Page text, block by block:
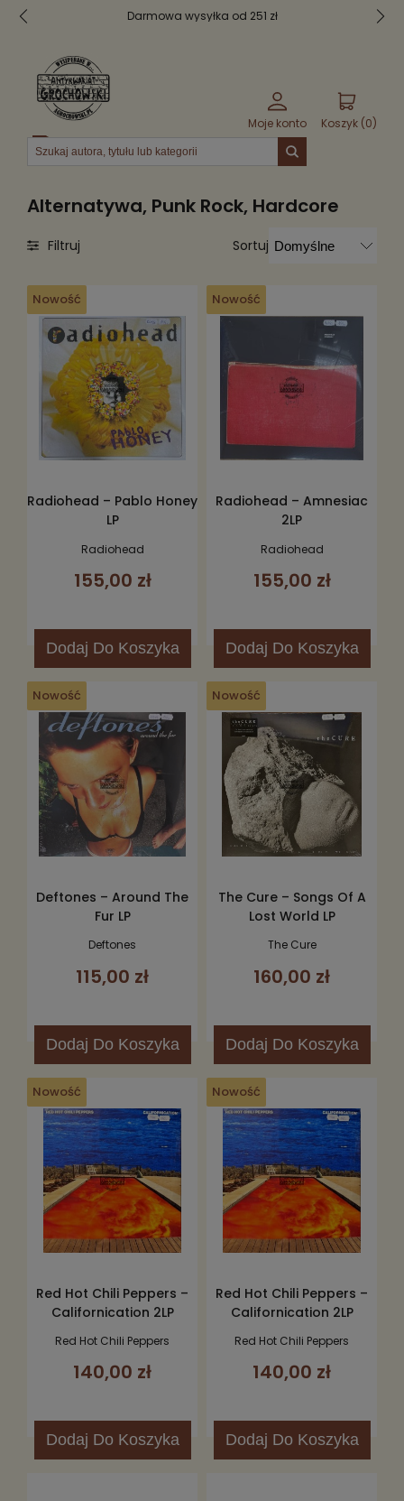
Bezpieczne pakowanie
Moje konto Koszyk (0)
Menu
Alternatywa, Punk Rock, Hardcore
Sortuj
Filtruj
Radiohead – Pablo Honey
LP
Radiohead
155,00 zł
Dodaj Do Koszyka
Nowość
Radiohead – Amnesiac
2LP
Radiohead
155,00 zł
Dodaj Do Koszyka
Nowość
Deftones – Around The
Fur LP
Deftones
115,00 zł
Dodaj Do Koszyka
Nowość
The Cure – Songs Of A
Lost World LP
The Cure
160,00 zł
Dodaj Do Koszyka
Nowość
Red Hot Chili Peppers –
Californication 2LP
Red Hot Chili Peppers
140,00 zł
Dodaj Do Koszyka
Nowość
Red Hot Chili Peppers –
Californication 2LP
Red Hot Chili Peppers
140,00 zł
Dodaj Do Koszyka
Nowość